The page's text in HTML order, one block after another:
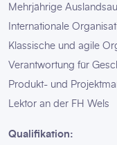
Mehrjährige
Internationale
Klassische und agile
Verantwortung für
Produkt- und
Lektor an der FH Wels
Qualifikation: